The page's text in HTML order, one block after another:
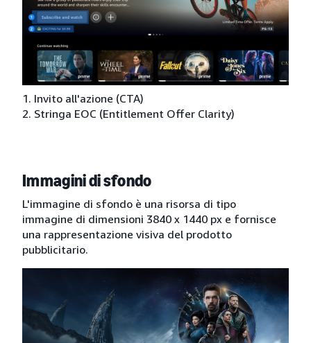
1. Invito all'azione (CTA)
2. Stringa EOC (Entitlement Offer Clarity)
Immagini di sfondo
L'immagine di sfondo è una risorsa di tipo
immagine di dimensioni 3840 x 1440 px e fornisce
una rappresentazione visiva del prodotto
pubblicitario.